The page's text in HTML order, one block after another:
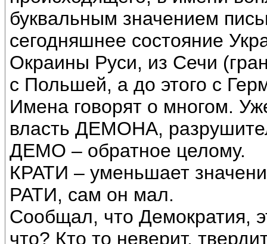
буквальным значением
сегодняшнее состояние
Окраины Руси, из Сечи
с Польшей, а до этого с
Имена говорят о многом.
власть ДЕМОНА,
ДЕМО – обратное целому.
КРАТИ – уменьшает
РАТИ, сам он мал.
Сообщал, что Демократия,
что? Кто то неверит,